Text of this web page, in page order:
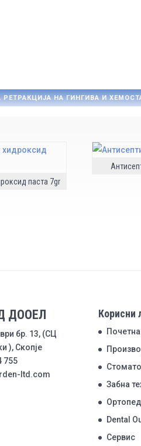
РЕТРАКЦИЈА НА ГИНГИВА И
паста 7gr
ДООЕЛ
бр. 13, (СЦ
), Скопје
755
ltd.com
Корисни
Почетна
Забна
Dental
Сервис